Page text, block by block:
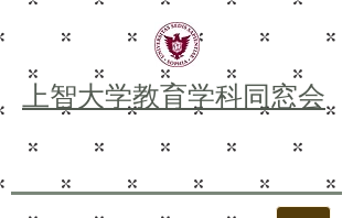
上智大学教育学科同窓会